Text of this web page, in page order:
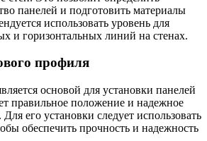
панелей и подготовить материалы
использовать уровень для
и горизонтальных линий на стенах.
профиля
основой для установки панелей
правильное положение и надежное
его установки следует использовать
обеспечить прочность и надежность